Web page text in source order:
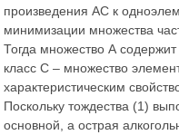
произведения АС к
минимизации множества
Тогда множество А
класс С – множество
характеристическим
Поскольку тождества (1)
основной, а острая